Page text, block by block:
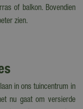
of balkon. Bovendien
zien.
in ons tuincentrum in
nu gaat om versierde